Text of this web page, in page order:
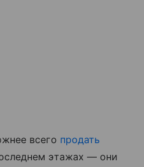
всего продать
этажах — они